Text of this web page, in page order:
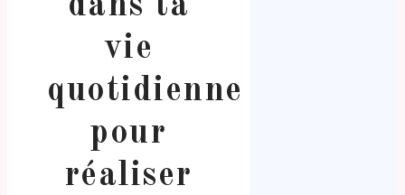
vie
quotidienne
pour
réaliser